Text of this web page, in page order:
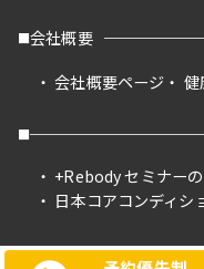
会社概要
会社概要ページ
健
+Rebody セミナー
日本コアコンディシ